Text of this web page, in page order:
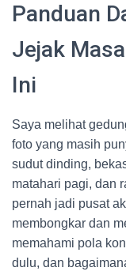
Panduan
Jejak
Ini
Saya melihat
foto yang masih
sudut dinding,
matahari pagi, dan
pernah jadi pusat
membongkar dan
memahami pola
dulu, dan